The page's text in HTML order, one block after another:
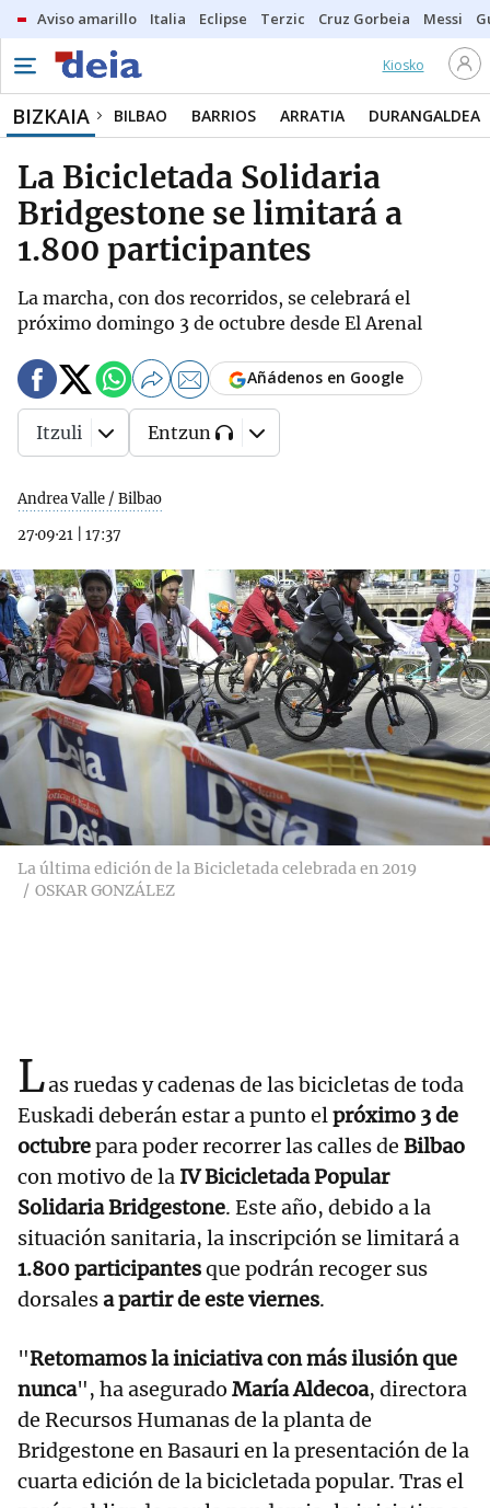
Aviso amarillo Italia Eclipse Terzic Cruz Gorbeia Messi
Kiosko
BIZKAIA BILBAO BARRIOS ARRATIA DURANGALDEA
La Bicicletada Solidaria
Bridgestone se limitará a
1.800 participantes
La marcha, con dos recorridos, se celebrará el
próximo domingo 3 de octubre desde El Arenal
Andrea Valle / Bilbao
27·09·21
17:37
Añádenos en Google
Itzuli Entzun
La última edición de la Bicicletada celebrada en 2019
OSKAR GONZÁLEZ
Las ruedas y cadenas de las bicicletas de toda
Euskadi deberán estar a punto elpróximo 3 de
octubrepara poder recorrer las calles de Bilbao
con motivo de la IV Bicicletada Popular
Solidaria Bridgestone. Este año, debido a la
situación sanitaria, la inscripción se limitará a
1.800 participantesque podrán recoger sus
dorsalesa partir de este viernes.
"Retomamos la iniciativa con más ilusión que
nunca", ha asegurado María Aldecoa, directora
de Recursos Humanas de la planta de
Bridgestone en Basauri en la presentación de la
cuarta edición de la bicicletada popular. Tras el